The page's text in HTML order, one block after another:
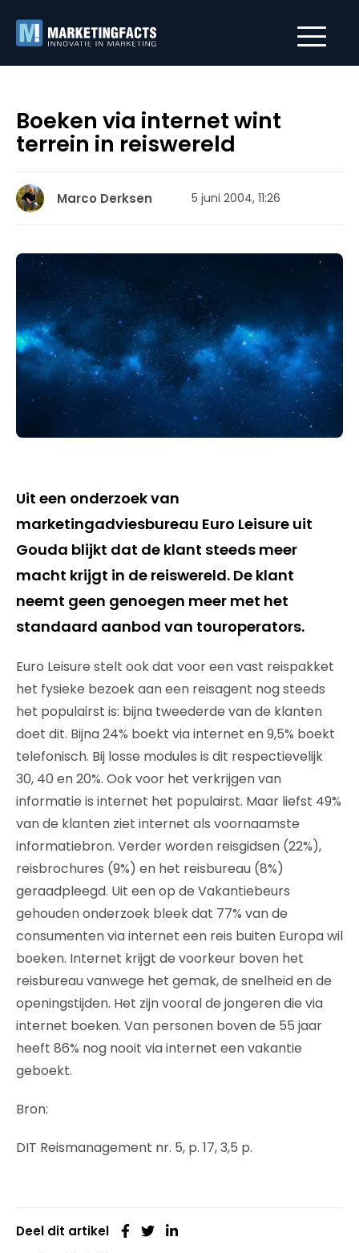
Boeken via internet wint
terrein in reiswereld
Marco Derksen 5 juni 2004, 11:26
Uit een onderzoek van
marketingadviesbureau Euro Leisure uit
Gouda blijkt dat de klant steeds meer
macht krijgt in de reiswereld. De klant
neemt geen genoegen meer met het
standaard aanbod van touroperators.
Euro Leisure stelt ook dat voor een vast reispakket
het fysieke bezoek aan een reisagent nog steeds
het populairst is: bijna tweederde van de klanten
doet dit. Bijna 24% boekt via internet en 9,5% boekt
telefonisch. Bij losse modules is dit respectievelijk
30, 40 en 20%. Ook voor het verkrijgen van
informatie is internet het populairst. Maar liefst 49%
van de klanten ziet internet als voornaamste
informatiebron. Verder worden reisgidsen (22%),
reisbrochures (9%) en het reisbureau (8%)
geraadpleegd. Uit een op de Vakantiebeurs
gehouden onderzoek bleek dat 77% van de
consumenten via internet een reis buiten Europa wil
boeken. Internet krijgt de voorkeur boven het
reisbureau vanwege het gemak, de snelheid en de
openingstijden. Het zijn vooral de jongeren die via
internet boeken. Van personen boven de 55 jaar
heeft 86% nog nooit via internet een vakantie
geboekt.
Bron:
DIT Reismanagement nr. 5, p. 17, 3,5 p.
Deel dit artikel